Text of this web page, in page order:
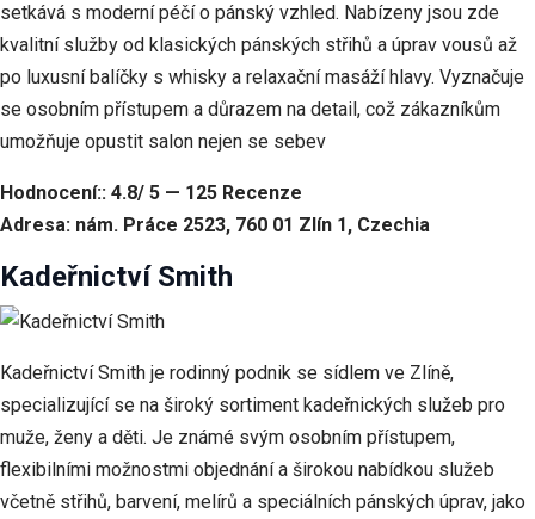
setkává s moderní péčí o pánský vzhled. Nabízeny jsou zde
kvalitní služby od klasických pánských střihů a úprav vousů až
po luxusní balíčky s whisky a relaxační masáží hlavy. Vyznačuje
se osobním přístupem a důrazem na detail, což zákazníkům
umožňuje opustit salon nejen se sebev
Hodnocení:: 4.8/ 5 — 125 Recenze
Adresa: nám. Práce 2523, 760 01 Zlín 1, Czechia
Kadeřnictví Smith
Kadeřnictví Smith je rodinný podnik se sídlem ve Zlíně,
specializující se na široký sortiment kadeřnických služeb pro
muže, ženy a děti. Je známé svým osobním přístupem,
flexibilními možnostmi objednání a širokou nabídkou služeb
včetně střihů, barvení, melírů a speciálních pánských úprav, jako